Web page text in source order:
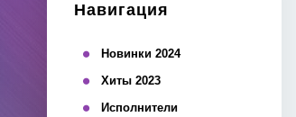
Навигация
Новинки 2024
Хиты 2023
Исполнители